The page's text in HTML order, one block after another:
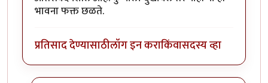
भावना फक्त छळते.
प्रतिसाद देण्यासाठीलॉग इन कराकिंवासदस्य व्हा